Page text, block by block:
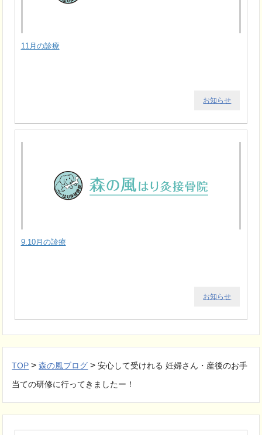
11月の診療
お知らせ
9.10月の診療
お知らせ
TOP >森の風ブログ >安心して受けれる 妊婦さん・産後のお手
当ての研修に行ってきましたー！